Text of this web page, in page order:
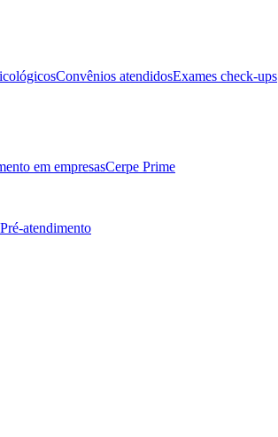
Convênios atendidosExames check-ups
em empresasCerpe Prime
Pré-atendimento